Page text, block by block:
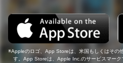
Appleのロゴ、App Storeは、米国もしくはその
す。App Storeは、Apple Inc.のサービスマーク